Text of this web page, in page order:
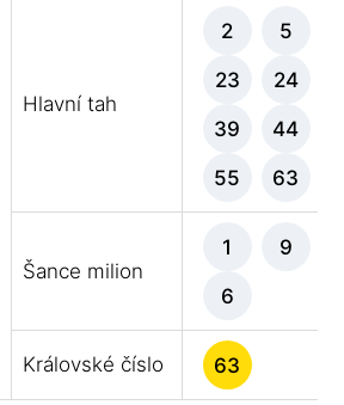
Hlavní tah
2 5
23 24
39 44
55 63
Šance milion
1 9
6
Královské číslo 63